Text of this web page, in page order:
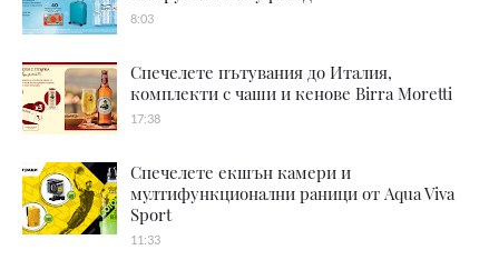
8:03
Спечелете пътувания до Италия,
комплекти с чаши и кенове Birra Moretti
17:38
Спечелете екшън камери и
мултифункционални раници от Aqua Viva
Sport
11:33